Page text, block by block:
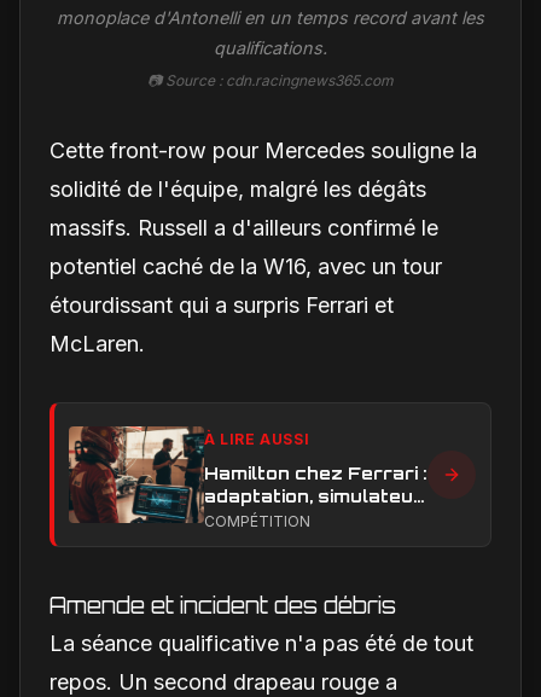
monoplace d'Antonelli en un temps record avant les
qualifications.
📷 Source : cdn.racingnews365.com
Cette front-row pour Mercedes souligne la
solidité de l'équipe, malgré les dégâts
massifs. Russell a d'ailleurs confirmé le
potentiel caché de la W16, avec un tour
étourdissant qui a surpris Ferrari et
McLaren.
À LIRE AUSSI
Hamilton chez Ferrari :
adaptation, simulateur
et critiques, ce qui
change vraiment pour
COMPÉTITION
Amende et incident des débris
La séance qualificative n'a pas été de tout
repos. Un second drapeau rouge a